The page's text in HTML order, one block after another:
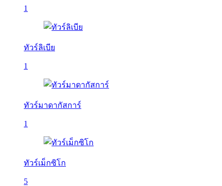
1
ทัวร์ลิเบีย
1
ทัวร์มาดากัสการ์
1
ทัวร์เม็กซิโก
5